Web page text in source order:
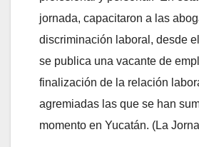
jornada, capacitaron a las
discriminación laboral, desde
se publica una vacante de
finalización de la relación
agremiadas las que se han
momento en Yucatán. (La